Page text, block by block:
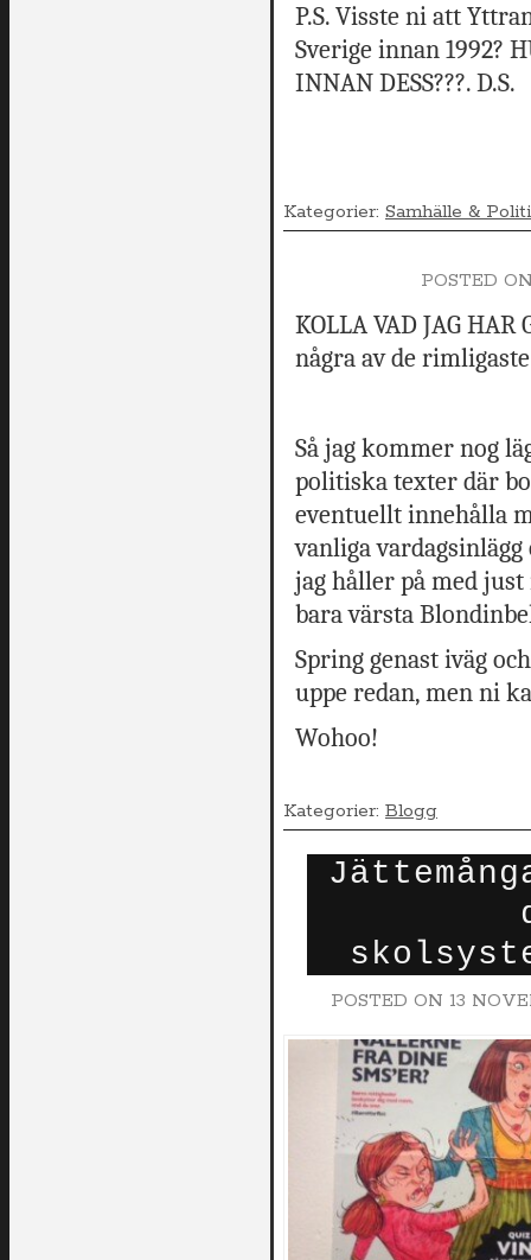
P.S. Visste ni att
Sverige innan 1992?
INNAN DESS???. D.S.
Kategorier: Samhälle &
POSTED
KOLLA VAD JAG
några av de
Så jag kommer nog
politiska texter där
eventuellt innehålla
vanliga
jag håller på med
bara värsta
Spring genast iväg
uppe redan, men ni
Wohoo!
Kategorier: Blogg
POSTED ON 13